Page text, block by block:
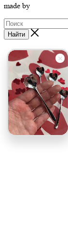
made by
Найти